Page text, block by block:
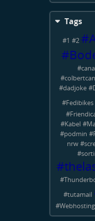
Tags
#1 #2 #
#
#
#
#dadjoke #
#Fedibikes
#
#Kabel #
#podmin #
nrw #
#
#
#
#tutamail
#Webhosting